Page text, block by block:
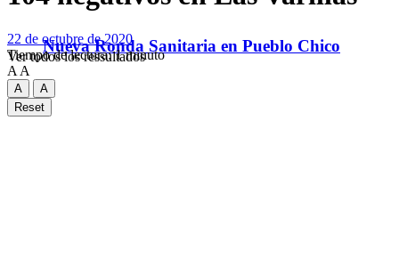
Nueva Ronda Sanitaria en Pueblo Chico
Ver todos los ressultados
22 de octubre de 2020
Tiempo de lectura: 1 minuto
A A
A
A
Reset